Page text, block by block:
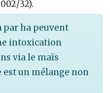
32).
par ha peuvent
intoxication
via le maïs
est un mélange non